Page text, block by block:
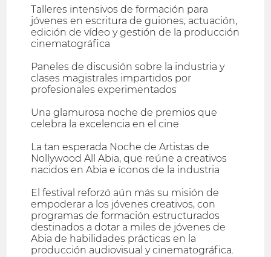
Talleres intensivos de formación para
jóvenes en escritura de guiones, actuación,
edición de vídeo y gestión de la producción
cinematográfica
Paneles de discusión sobre la industria y
clases magistrales impartidos por
profesionales experimentados
Una glamurosa noche de premios que
celebra la excelencia en el cine
La tan esperada Noche de Artistas de
Nollywood All Abia, que reúne a creativos
nacidos en Abia e íconos de la industria
El festival reforzó aún más su misión de
empoderar a los jóvenes creativos, con
programas de formación estructurados
destinados a dotar a miles de jóvenes de
Abia de habilidades prácticas en la
producción audiovisual y cinematográfica.